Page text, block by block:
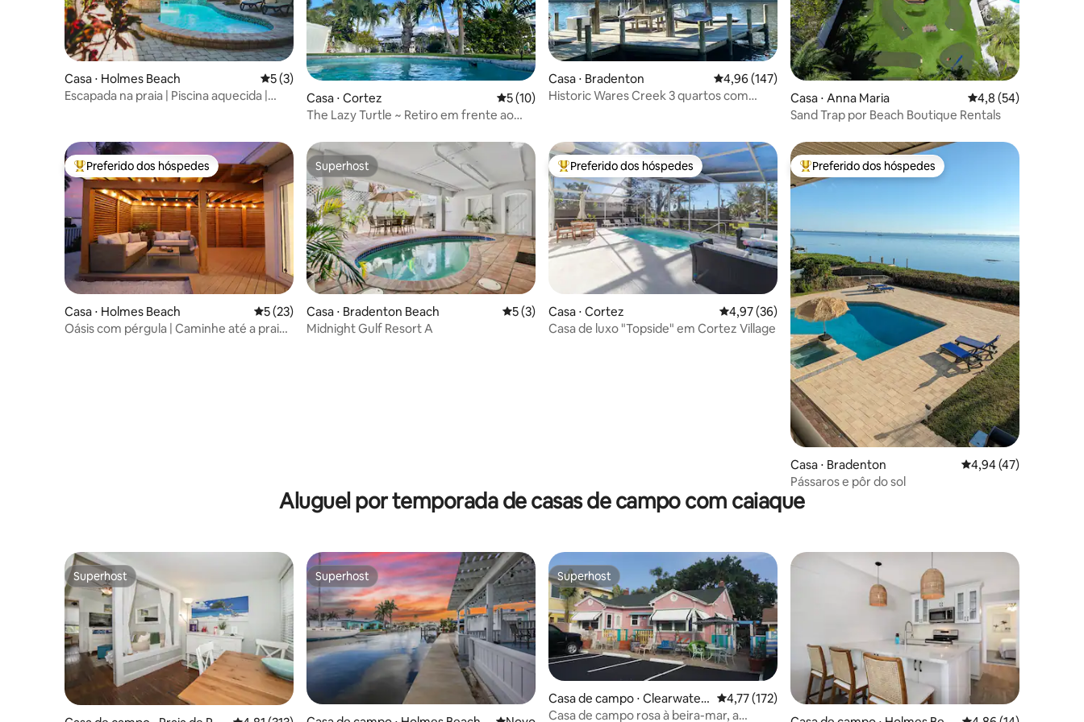
Casa ⋅ Holmes Beach 5 de uma avaliação média de 5, 3 avaliações
5 (3)
Escapada na praia | Piscina aquecida |
Casa ⋅ Cortez 5 de uma avaliação média de 5, 10 avaliações
5 (10)
The Lazy Turtle ~ Retiro em frente ao
Casa ⋅ Bradenton 4,96 de uma avaliação média de 5, 147 avaliações
4,96 (147)
Historic Wares Creek 3 quartos com
Casa ⋅ Anna Maria 4,8 de uma
4,8 (54)
Sand Trap por Beach Boutique Rentals
Entre os melhores preferidos dos hóspedes
Preferido dos hóspedes
Casa ⋅ Holmes Beach 5 de uma avaliação média de 5, 23 avaliações
5 (23)
Oásis com pérgula | Caminhe até a praia
Superhost
Superhost
Casa ⋅ Bradenton Beach 5 de uma avaliação média de 5, 3 avaliações
5 (3)
Midnight Gulf Resort A
Entre os melhores preferidos dos hóspedes
Preferido dos hóspedes
Casa ⋅ Cortez 4,97 de uma avaliação média de 5, 36 avaliações
4,97 (36)
Casa de luxo "Topside" em Cortez Village
Entre os melhores preferidos dos hóspedes
Preferido dos hóspedes
Casa ⋅ Bradenton 4,94 de uma
4,94 (47)
Pássaros e pôr do sol
Aluguel por temporada de casas de campo com caiaque
Superhost
Superhost Superhost
Superhost Superhost
Superhost
Casa de campo ⋅ Clearwater
Beach
4,77 de uma avaliação média de 5, 172 avaliações
4,77 (172)
Casa de campo rosa à beira-mar, a